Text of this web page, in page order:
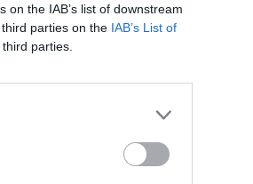
the IAB’s list of downstream
parties on the IAB’s List of
parties.